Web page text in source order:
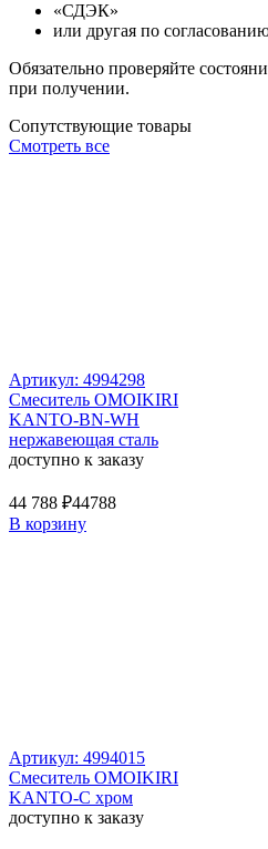
«СДЭК»
или другая по
Обязательно проверяйте
при получении.
Сопутствующие товары
Смотреть все
Артикул: 4994298
Смеситель OMOIKIRI
KANTO-BN-WH
нержавеющая сталь
доступно к заказу
44 788 ₽44788
В корзину
Артикул: 4994015
Смеситель OMOIKIRI
KANTO-C хром
доступно к заказу